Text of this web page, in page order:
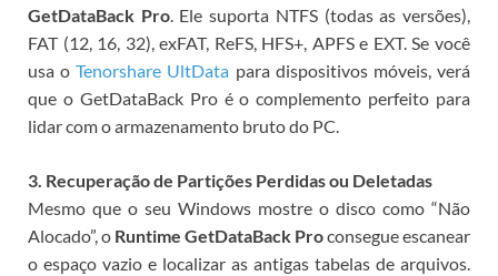
GetDataBack Pro. Ele suporta NTFS (todas as versões),
FAT (12, 16, 32), exFAT, ReFS, HFS+, APFS e EXT. Se você
usa oTenorshare UltData para dispositivos móveis, verá
que o GetDataBack Pro é o complemento perfeito para
lidar com o armazenamento bruto do PC.
3. Recuperação de Partições Perdidas ou Deletadas
Mesmo que o seu Windows mostre o disco como “Não
Alocado”, o Runtime GetDataBack Proconsegue escanear
o espaço vazio e localizar as antigas tabelas de arquivos.